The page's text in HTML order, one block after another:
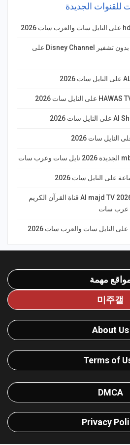
الجديدة
تردد قناة ديزني العربية بدون تشفير Disney Channel على
على النايل سات 2026
تردد قناة المجد العامة Al majd TV 2026 قناة القرآن الكريم
عرب سات
النايل سات والعرب سات 2026
مهمة
미주갤
About Us
Terms of
DMCA
Privacy